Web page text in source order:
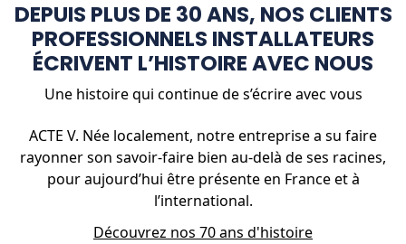
DEPUIS PLUS DE 30 ANS, NOS CLIENTS
PROFESSIONNELS INSTALLATEURS
ÉCRIVENT L’HISTOIRE AVEC NOUS
Une histoire qui continue de s’écrire avec vous
ACTE V. Née localement, notre entreprise a su faire
rayonner son savoir-faire bien au-delà de ses racines,
pour aujourd’hui être présente en France et à
l’international.
Découvrez nos 70 ans d'histoire